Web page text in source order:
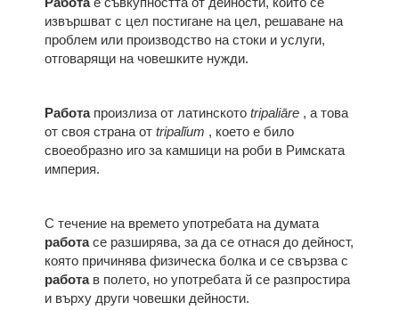
извършват с цел постигане на цел, решаване на
проблем или производство на стоки и услуги,
отговарящи на човешките нужди.
Работапроизлиза от латинското tripaliāre , а това
от своя страна от tripalĭum , което е било
своеобразно иго за камшици на роби в Римската
империя.
С течение на времето употребата на думата
работасе разширява, за да се отнася до дейност,
която причинява физическа болка и се свързва с
работав полето, но употребата й се разпростира
и върху други човешки дейности.